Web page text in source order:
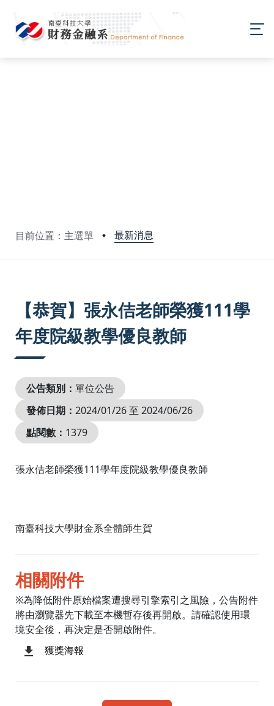
目前位置：主選單 最新消息
【恭賀】張永佶老師榮獲111學
年度院級教學優良教師
公告類別： 單位公告
發佈日期： 2024/01/26 至 2024/06/26
點閱數： 1379
張永佶老師榮獲111學年度院級教學優良教師
南臺科技大學財金系全體師生賀
相關附件
※為降低附件原始檔案遭搜尋引擎索引之風險，公告附件
將由瀏覽器先下載至本機暫存後再開啟。請確認使用環
境安全後，再決定是否開啟附件。
獲獎海報